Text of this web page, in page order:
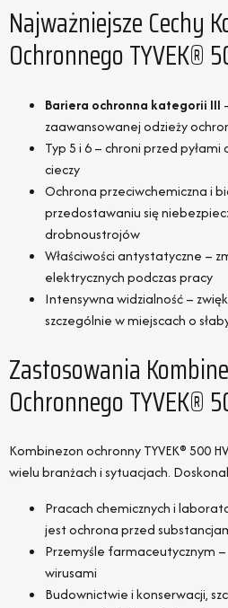
Najważniejsze Cechy
Ochronnego TYVEK®
Bariera ochronna kategorii III
zaawansowanej odzieży
Typ 5 i 6 – chroni przed
cieczy
Ochrona przeciwchemiczna i
przedostawaniu się
drobnoustrojów
Właściwości antystatyczne –
elektrycznych podczas pracy
Intensywna widzialność –
szczególnie w miejscach o
Zastosowania
Ochronnego TYVEK®
Kombinezon ochronny TYVEK® 500
wielu branżach i sytuacjach.
Pracach chemicznych i
jest ochrona przed
Przemyśle farmaceutycznym
wirusami
Budownictwie i konserwacji,